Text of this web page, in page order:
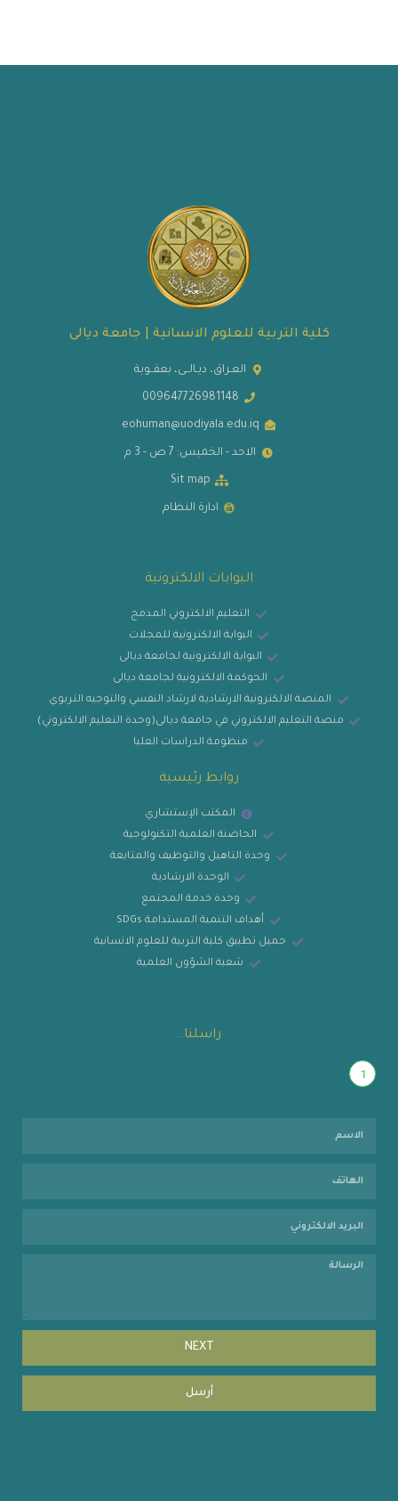
كلية التربية للعلوم الانسانية | جامعة ديالى
العـراق، ديـالــى، بعقــوبة
009647726981148
eohuman@uodiyala.edu.iq
الاحد - الخميس: 7 ص - 3 م
Sit map
ادارة النظام
البوابات الالكترونية
التعليم الالكتروني المدمج
البوابة الالكترونية للمجلات
البوابة الالكترونية لجامعة ديالى
الحوكمة الالكترونية لجامعة ديالى
المنصة الالكترونية الارشادية لارشاد النفسي والتوجيه التربوي
منصة التعليم الالكتروني في جامعة ديالى(وحدة التعليم الالكتروني)
منظومة الدراسات العليا
روابط رئيسية
المكتب الإستشاري
الحاضنة العلمية التكنولوجية
وحدة التاهيل والتوظيف والمتابعة
الوحدة الارشادية
وحدة خدمة المجتمع
أهداف التنمية المستدامة SDGs
حميل تطبيق كلية التربية للعلوم الانسانية
شعبة الشؤون العلمية
راسلنا..
1
NEXT
أرسل